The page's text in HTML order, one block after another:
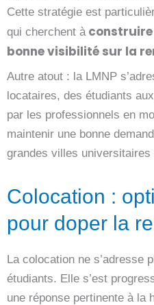
Cette stratégie est
qui cherchent àconstruire
bonne visibilité sur la
Autre atout : la LMNP
locataires, des étudiants
par les professionnels en
maintenir une bonne
grandes villes universitaires
Colocation :
pour doper la
La colocation ne s’adresse
étudiants. Elle s’est
une réponse pertinente à la